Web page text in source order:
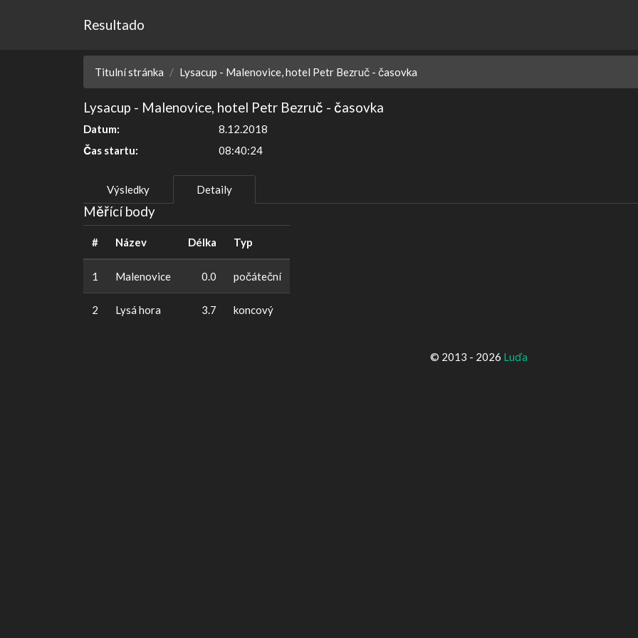
Resultado
Titulní stránka Lysacup - Malenovice, hotel Petr Bezruč - časovka
Lysacup - Malenovice, hotel Petr Bezruč - časovka
Datum:
8.12.2018
Čas startu:
08:40:24
Výsledky Detaily
Měřící body
# Název Délka Typ
1 Malenovice 0.0 počáteční
2 Lysá hora 3.7 koncový
© 2013 - 2026 Luďa